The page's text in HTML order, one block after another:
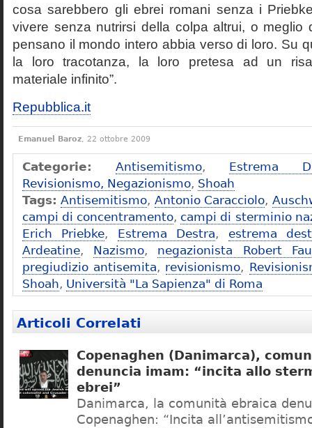
cosa sarebbero gli ebrei romani senza i
vivere senza nutrirsi della colpa altrui, o meglio
pensano il mondo intero abbia verso di loro. Su
la loro tracotanza, la loro pretesa ad un
materiale infinito”.
Repubblica.it
Emanuel Baroz, 22 ottobre 2009
Categorie: Antisemitismo, Estrema
Revisionismo, Negazionismo, Shoah
Tags: Antisemitismo, Antonio Caracciolo,
campi di concentramento, campi di sterminio
Erich Priebke, Estrema Destra, estrema
Ardeatine, Nazismo, negazionista Robert
pregiudizio antisemita, revisionismo,
Shoah, Università "La Sapienza" di Roma
Articoli Correlati
Copenaghen (Danimarca),
denuncia imam: “incita allo
ebrei”
Danimarca, la comunità ebraica
Copenaghen: “Incita